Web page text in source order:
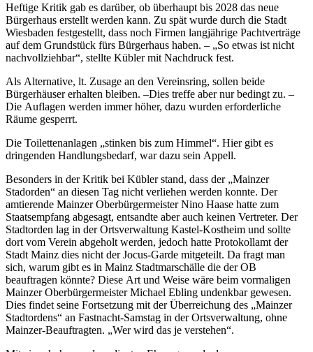
Heftige Kritik gab es darüber, ob überhaupt bis 2028 das neue
Bürgerhaus erstellt werden kann. Zu spät wurde durch die Stadt
Wiesbaden festgestellt, dass noch Firmen langjährige Pachtverträge
auf dem Grundstück fürs Bürgerhaus haben. – „So etwas ist nicht
nachvollziehbar“, stellte Kübler mit Nachdruck fest.
Als Alternative, lt. Zusage an den Vereinsring, sollen beide
Bürgerhäuser erhalten bleiben. –Dies treffe aber nur bedingt zu. –
Die Auflagen werden immer höher, dazu wurden erforderliche
Räume gesperrt.
Die Toilettenanlagen „stinken bis zum Himmel“. Hier gibt es
dringenden Handlungsbedarf, war dazu sein Appell.
Besonders in der Kritik bei Kübler stand, dass der „Mainzer
Stadorden“ an diesen Tag nicht verliehen werden konnte. Der
amtierende Mainzer Oberbürgermeister Nino Haase hatte zum
Staatsempfang abgesagt, entsandte aber auch keinen Vertreter. Der
Stadtorden lag in der Ortsverwaltung Kastel-Kostheim und sollte
dort vom Verein abgeholt werden, jedoch hatte Protokollamt der
Stadt Mainz dies nicht der Jocus-Garde mitgeteilt. Da fragt man
sich, warum gibt es in Mainz Stadtmarschälle die der OB
beauftragen könnte? Diese Art und Weise wäre beim vormaligen
Mainzer Oberbürgermeister Michael Ebling undenkbar gewesen.
Dies findet seine Fortsetzung mit der Überreichung des „Mainzer
Stadtordens“ an Fastnacht-Samstag in der Ortsverwaltung, ohne
Mainzer-Beauftragten. „Wer wird das je verstehen“.